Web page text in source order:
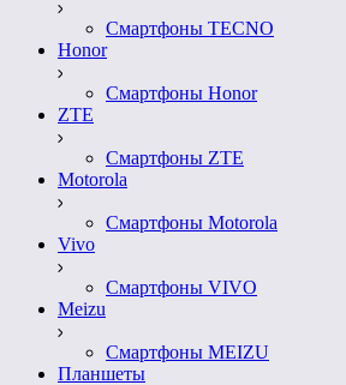
Смартфоны TECNO
Honor
Смартфоны Honor
ZTE
Смартфоны ZTE
Motorola
Смартфоны Motorola
Vivo
Смартфоны VIVO
Meizu
Смартфоны MEIZU
Планшеты